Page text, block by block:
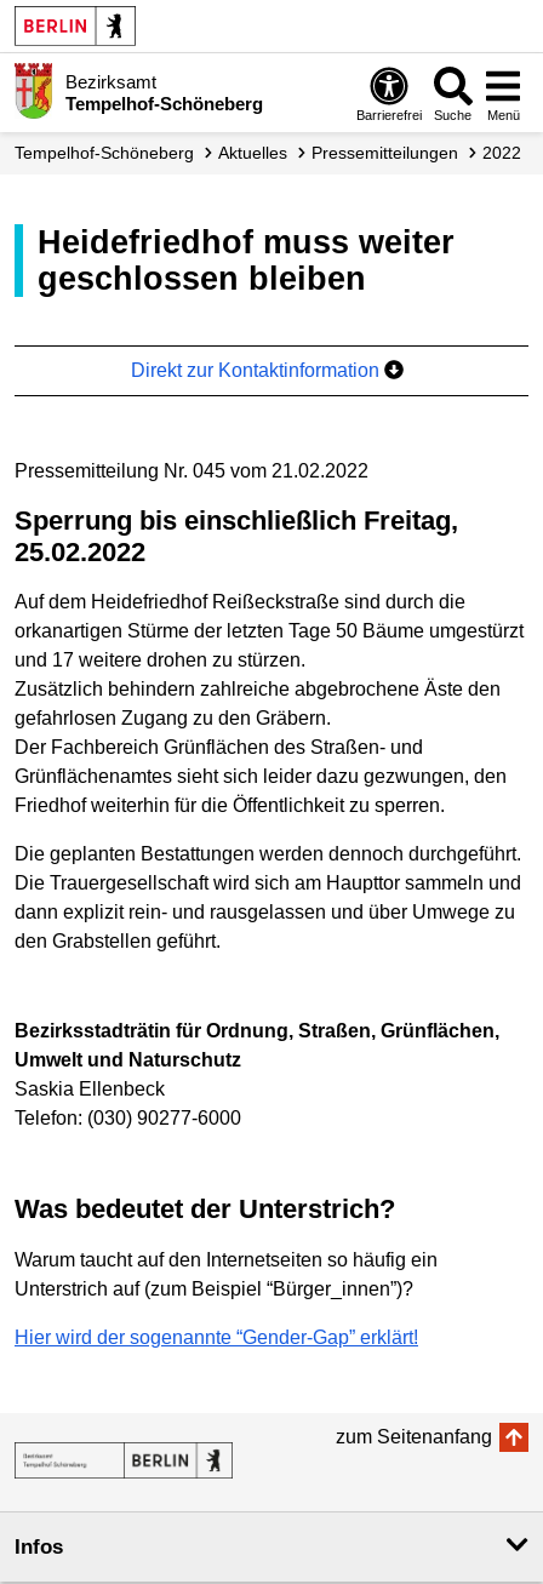
Bezirksamt
Tempelhof-Schöneberg
Barrierefrei Suche Menü
Tempelhof-Schöneberg Aktuelles Presse­mitteilungen 2022
Heidefriedhof muss weiter
geschlossen bleiben
Direkt zur Kontaktinformation
Pressemitteilung Nr. 045 vom 21.02.2022
Sperrung bis einschließlich Freitag,
25.02.2022
Auf dem Heidefriedhof Reißeckstraße sind durch die
orkanartigen Stürme der letzten Tage 50 Bäume umgestürzt
und 17 weitere drohen zu stürzen.
Zusätzlich behindern zahlreiche abgebrochene Äste den
gefahrlosen Zugang zu den Gräbern.
Der Fachbereich Grünflächen des Straßen- und
Grünflächenamtes sieht sich leider dazu gezwungen, den
Friedhof weiterhin für die Öffentlichkeit zu sperren.
Die geplanten Bestattungen werden dennoch durchgeführt.
Die Trauergesellschaft wird sich am Haupttor sammeln und
dann explizit rein- und rausgelassen und über Umwege zu
den Grabstellen geführt.
Bezirksstadträtin für Ordnung, Straßen, Grünflächen,
Umwelt und Naturschutz
Saskia Ellenbeck
Telefon: (030) 90277-6000
Was bedeutet der Unterstrich?
Warum taucht auf den Internetseiten so häufig ein
Unterstrich auf (zum Beispiel “Bürger_innen”)?
Hier wird der sogenannte “Gender-Gap” erklärt!
zum Seitenanfang
Infos